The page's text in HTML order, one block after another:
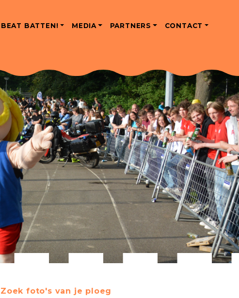
BEAT BATTEN! MEDIA PARTNERS CONTACT
Zoek foto's van je ploeg